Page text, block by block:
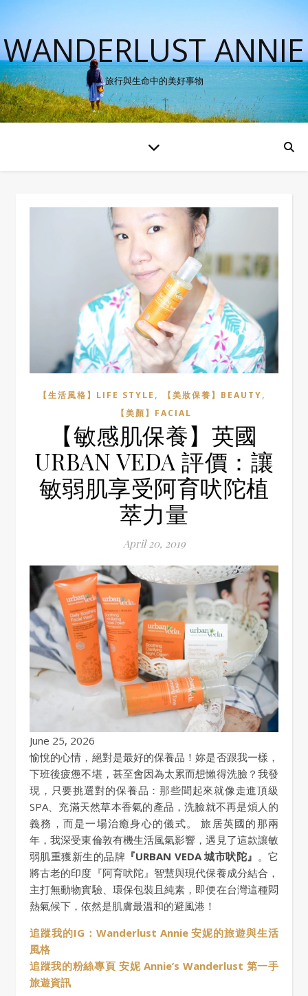
WANDERLUST ANNIE
旅行與生命中的美好事物
【生活風格】LIFE STYLE , 【美妝保養】BEAUTY,
【美顏】FACIAL
【敏感肌保養】英國
URBAN VEDA 評價：讓
敏弱肌享受阿育吠陀植
萃力量
April 20, 2019
June 25, 2026
愉悅的心情，絕對是最好的保養品！妳是否跟我一樣，
下班後疲憊不堪，甚至會因為太累而想懶得洗臉？我發
現，只要挑選對的保養品：那些聞起來就像走進頂級
SPA、充滿天然草本香氣的產品，洗臉就不再是煩人的
義務，而是一場治癒身心的儀式。 旅居英國的那兩
年，我深受東倫敦有機生活風氣影響，遇見了這款讓敏
弱肌重獲新生的品牌 『URBAN VEDA 城市吠陀』 。它
將古老的印度『阿育吠陀』智慧與現代保養成分結合，
主打無動物實驗、環保包裝且純素，即便在台灣這種悶
熱氣候下，依然是肌膚最溫和的避風港！
追蹤我的IG：Wanderlust Annie 安妮的旅遊與生活
風格
追蹤我的粉絲專頁 安妮 Annie’s Wanderlust 第一手
旅遊資訊